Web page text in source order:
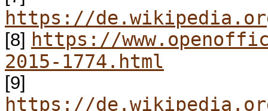
https://
[8] https://
2015-1774.html
[9]
https://